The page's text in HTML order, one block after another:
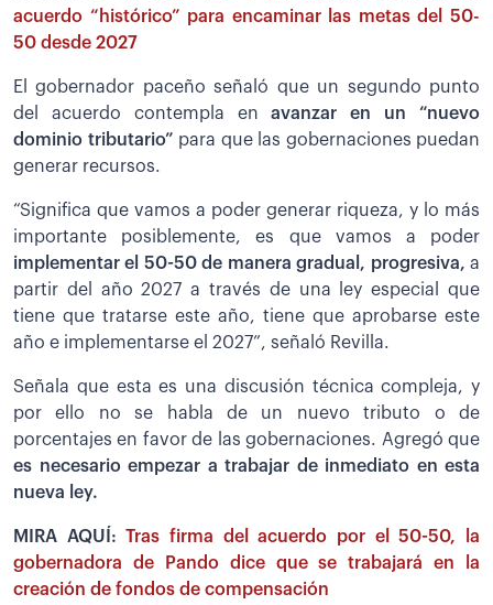
acuerdo “histórico” para encaminar las metas del 50-
50 desde 2027
El gobernador paceño señaló que un segundo punto
del acuerdo contempla enavanzar en un “nuevo
dominio tributario” para que las gobernaciones puedan
generar recursos.
“Significa que vamos a poder generar riqueza, y lo más
importante posiblemente, es que vamos a poder
implementar el 50-50 de manera gradual, progresiva, a
partir del año 2027 a través de una ley especial que
tiene que tratarse este año, tiene que aprobarse este
año e implementarse el 2027”, señaló Revilla.
Señala que esta es una discusión técnica compleja, y
por ello no se habla de un nuevo tributo o de
porcentajes en favor de las gobernaciones. Agregó que
es necesario empezar a trabajar de inmediato en esta
nueva ley.
MIRA AQUÍ:Tras firma del acuerdo por el 50-50, la
gobernadora de Pando dice que se trabajará en la
creación de fondos de compensación